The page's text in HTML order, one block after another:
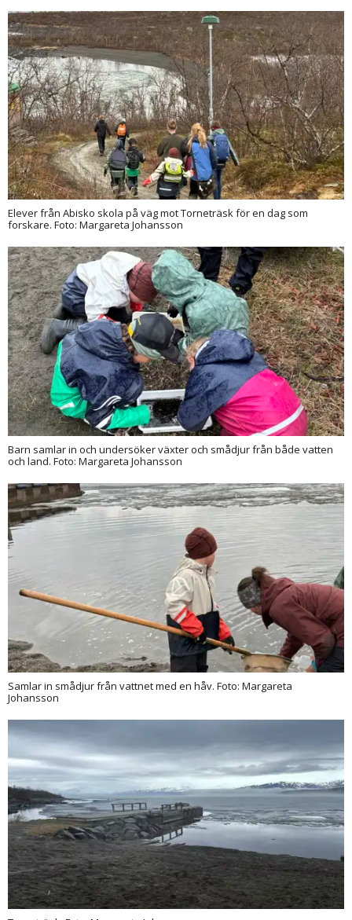
Elever från Abisko skola på väg mot Torneträsk för en dag som
forskare. Foto: Margareta Johansson
Barn samlar in och undersöker växter och smådjur från både vatten
och land. Foto: Margareta Johansson
Samlar in smådjur från vattnet med en håv. Foto: Margareta
Johansson